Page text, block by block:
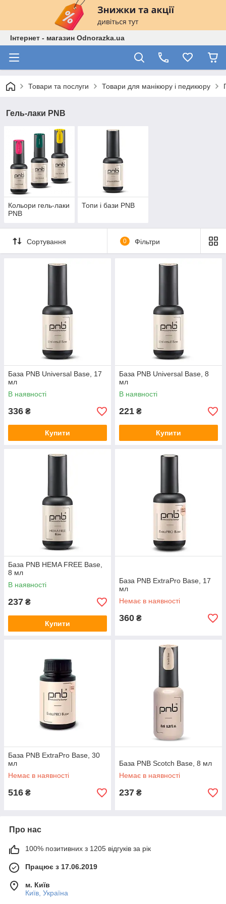
Інтернет - магазин Odnorazka.ua
Товари та послуги Товари для манікюру і педикюру
Гель-лаки PNB
Кольори гель-лаки
PNB
Топи і бази PNB
Сортування 0 Фільтри
База PNB Universal Base, 17
мл
В наявності
336 ₴
Купити
База PNB Universal Base, 8
мл
В наявності
221 ₴
Купити
База PNB HEMA FREE Base,
8 мл
В наявності
237 ₴
Купити
База PNB ExtraPro Base, 17
мл
Немає в наявності
360 ₴
База PNB ExtraPro Base, 30
мл
Немає в наявності
516 ₴
База PNB Scotch Base, 8 мл
Немає в наявності
237 ₴
Про нас
100% позитивних з 1205 відгуків за рік
Працює з 17.06.2019
м. Київ
Київ, Україна